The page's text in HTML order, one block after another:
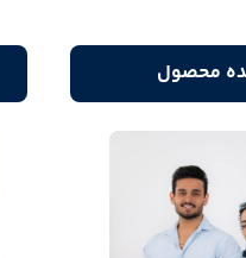
محصول